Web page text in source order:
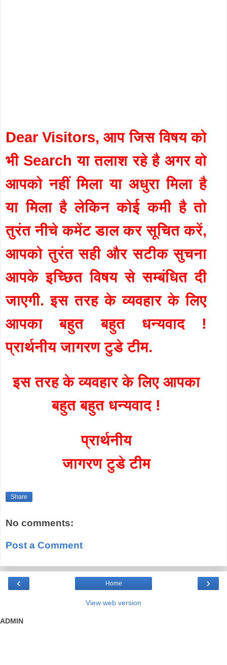
Dear Visitors, आप जिस विषय को
भी Search या तलाश रहे है अगर वो
आपको नहीं मिला या अधुरा मिला है
या मिला है लेकिन कोई कमी है तो
तुरंत नीचे कमेंट डाल कर सूचित करें,
आपको तुरंत सही और सटीक सुचना
आपके इच्छित विषय से सम्बंधित दी
जाएगी. इस तरह के व्यवहार के लिए
आपका बहुत बहुत धन्यवाद !
प्रार्थनीय जागरण टुडे टीम.
इस तरह के व्यवहार के लिए आपका
बहुत बहुत धन्यवाद !
प्रार्थनीय
जागरण टुडे टीम
Share
No comments:
Post a Comment
‹ ›
Home
View web version
ADMIN